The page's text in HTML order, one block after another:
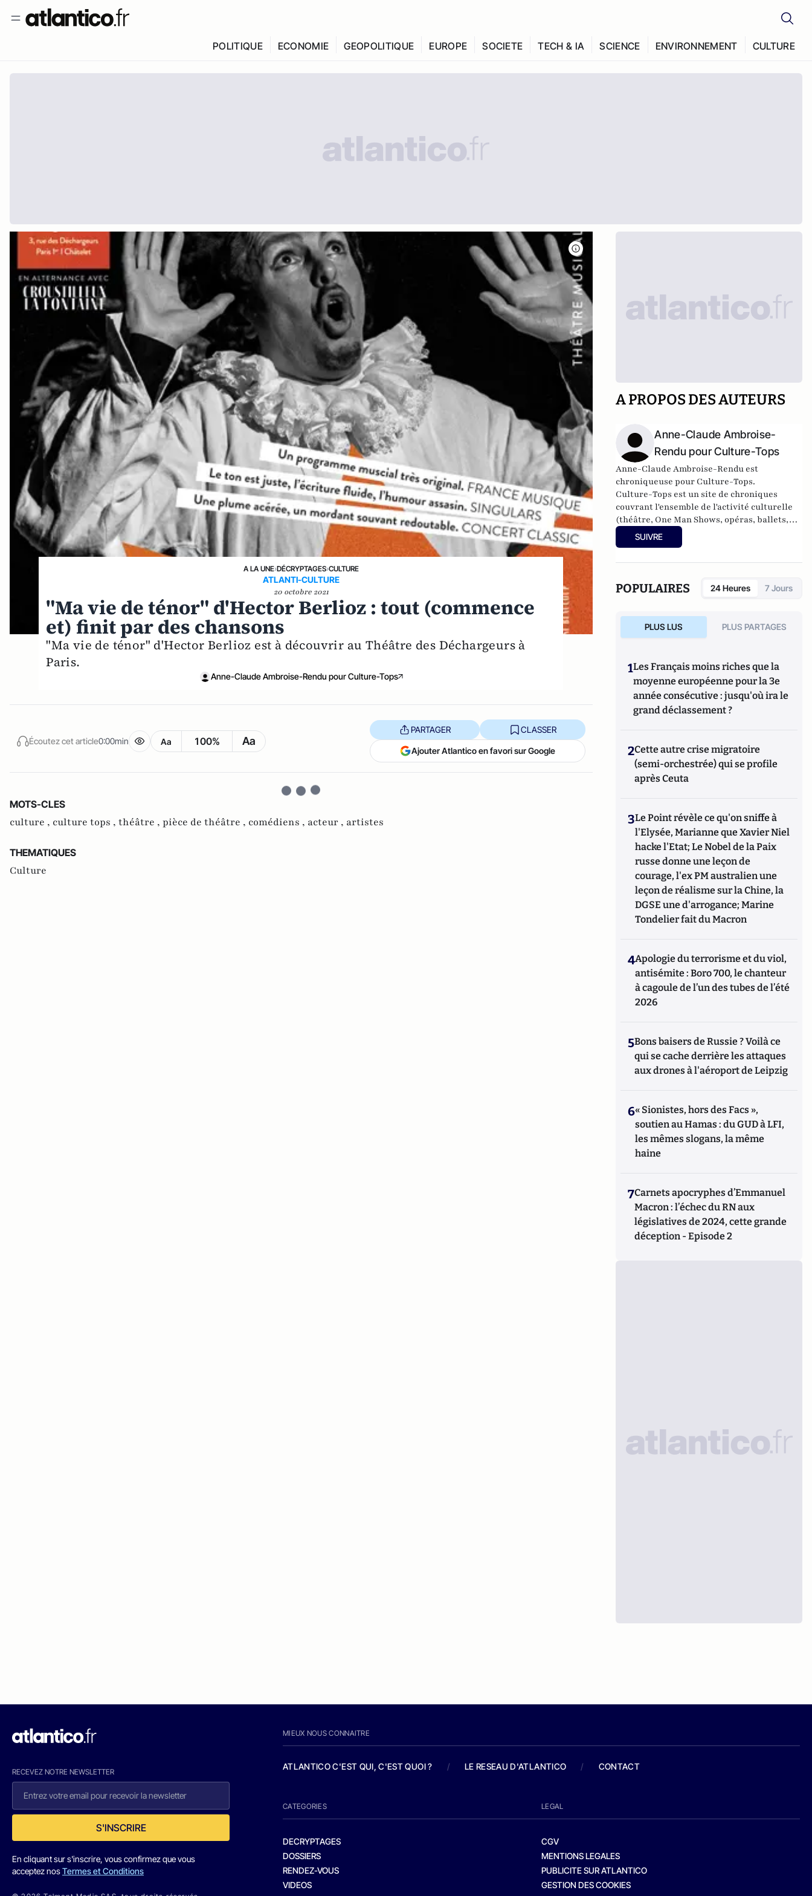
POLITIQUE ECONOMIE GEOPOLITIQUE EUROPE SOCIETE TECH & IA SCIENCE ENVIRONNEMENT CULTURE
A LA UNE›DÉCRYPTAGES›CULTURE
ATLANTI-CULTURE
20 octobre 2021
"Ma vie de ténor" d'Hector Berlioz : tout (commence
et) finit par des chansons
"Ma vie de ténor" d'Hector Berlioz est à découvrir au Théâtre des Déchargeurs à
Paris.
Anne-Claude Ambroise-Rendu pour Culture-Tops
Écoutez cet article0:00min Aa 100% Aa
PARTAGER CLASSER
Ajouter Atlantico en favori sur Google
MOTS-CLES
culture , culture tops , théâtre , pièce de théâtre , comédiens , acteur , artistes
THEMATIQUES
Culture
A PROPOS DES AUTEURS
Anne-Claude Ambroise-
Rendu pour Culture-Tops
Anne-Claude Ambroise-Rendu est
chroniqueuse pour Culture-Tops.
Culture-Tops est un site de chroniques
couvrant l'ensemble de l'activité culturelle
(théâtre, One Man Shows, opéras, ballets,
spectacles divers, cinéma, expos, livres,
etc.).
SUIVRE
POPULAIRES 24 Heures 7 Jours
PLUS LUS PLUS PARTAGES
1Les Français moins riches que la
moyenne européenne pour la 3e
année consécutive : jusqu'où ira le
grand déclassement ?
2Cette autre crise migratoire
(semi-orchestrée) qui se profile
après Ceuta
3Le Point révèle ce qu'on sniffe à
l'Elysée, Marianne que Xavier Niel
hacke l'Etat; Le Nobel de la Paix
russe donne une leçon de
courage, l'ex PM australien une
leçon de réalisme sur la Chine, la
DGSE une d'arrogance; Marine
Tondelier fait du Macron
4Apologie du terrorisme et du viol,
antisémite : Boro 700, le chanteur
à cagoule de l’un des tubes de l’été
2026
5Bons baisers de Russie ? Voilà ce
qui se cache derrière les attaques
aux drones à l'aéroport de Leipzig
6« Sionistes, hors des Facs »,
soutien au Hamas : du GUD à LFI,
les mêmes slogans, la même
haine
7Carnets apocryphes d’Emmanuel
Macron : l’échec du RN aux
législatives de 2024, cette grande
déception - Episode 2
RECEVEZ NOTRE NEWSLETTER
S'INSCRIRE
En cliquant sur s'inscrire, vous confirmez que vous
acceptez nosTermes et Conditions
MIEUX NOUS CONNAITRE
ATLANTICO C'EST QUI, C'EST QUOI ? / LE RESEAU D'ATLANTICO / CONTACT
CATEGORIES
DECRYPTAGES
DOSSIERS
RENDEZ-VOUS
VIDEOS
LEGAL
CGV
MENTIONS LEGALES
PUBLICITE SUR ATLANTICO
GESTION DES COOKIES